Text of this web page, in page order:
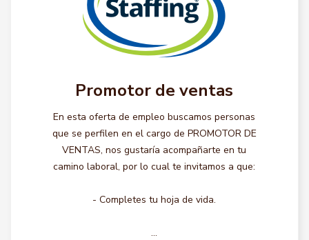
Promotor de ventas
En esta oferta de empleo buscamos personas
que se perfilen en el cargo de PROMOTOR DE
VENTAS, nos gustaría acompañarte en tu
camino laboral, por lo cual te invitamos a que:
- Completes tu hoja de vida.
...